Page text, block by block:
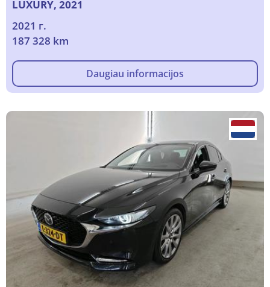
LUXURY, 2021
2021 г.
187 328 km
Daugiau informacijos